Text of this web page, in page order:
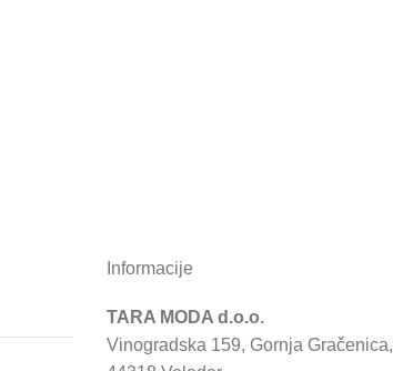
Informacije
TARA MODA d.o.o.
Vinogradska 159, Gornja Gračenica,